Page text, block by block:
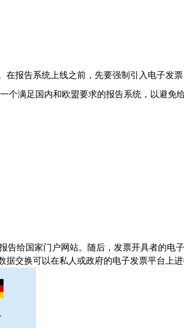
报告系统上线之前，先要强制引入电子发票
个满足国内和欧盟要求的报告系统，以避免
告给国家门户网站。随后，发票开具者的电
交换可以在私人或政府的电子发票平台上进